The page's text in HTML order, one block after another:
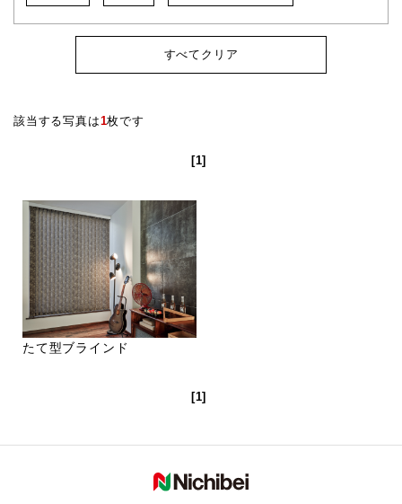
すべてクリア
該当する写真は1枚です
[1]
たて型ブラインド
[1]